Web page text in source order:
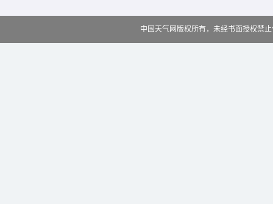
中国天气网版权所有，未经书面授权